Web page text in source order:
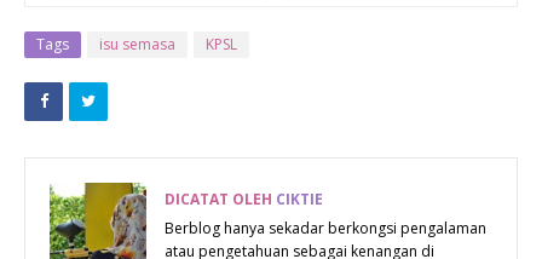
MURAH
CHEPA
Tags isu semasa KPSL
DICATAT OLEH CIKTIE
Berblog hanya sekadar berkongsi pengalaman
atau pengetahuan sebagai kenangan di